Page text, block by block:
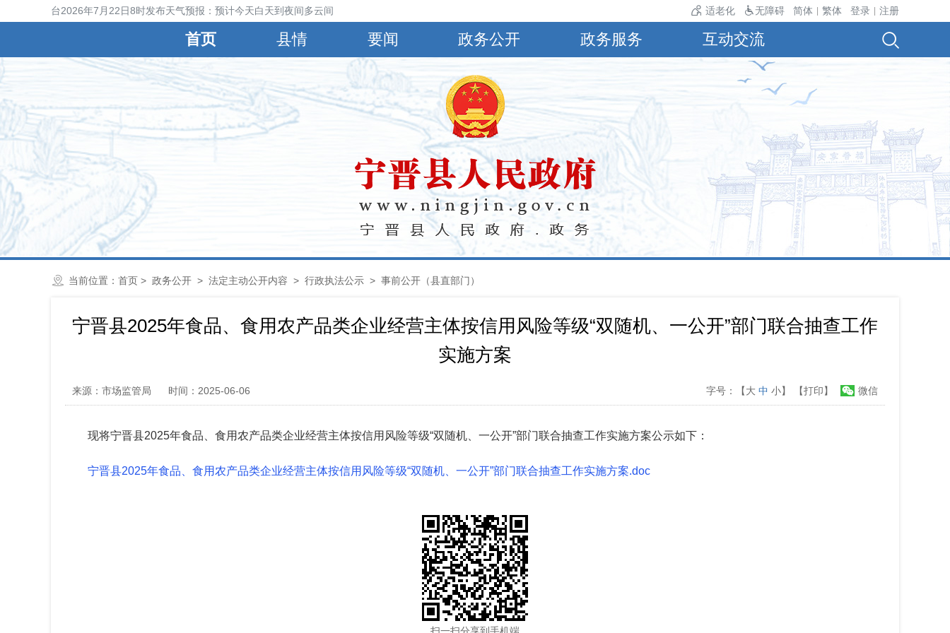
晋县气象台2026年7月22日8时发布天气预报：预计今天白天到夜间多云间阴，有小到中雨，偏南风4～5级，阵风6～8级，最高气温30℃，最低气温24℃。 适老化 无障碍 简体 繁体 登录 注册
首页 县情 要闻 政务公开 政务服务 互动交流
当前位置： 首页 > 政务公开 > 法定主动公开内容 > 行政执法公示 > 事前公开（县直部门）
宁晋县2025年食品、食用农产品类企业经营主体按信用风险等级“双随机、一公开”部门联合抽查工作
实施方案
来源：市场监管局 时间：2025-06-06 微信
字号：【大 中 小】 【打印】
现将宁晋县2025年食品、食用农产品类企业经营主体按信用风险等级“双随机、一公开”部门联合抽查工作实施方案公示如下：
宁晋县2025年食品、食用农产品类企业经营主体按信用风险等级“双随机、一公开”部门联合抽查工作实施方案.doc